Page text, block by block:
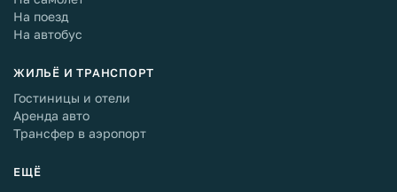
На поезд
На автобус
ЖИЛЬЁ И ТРАНСПОРТ
Гостиницы и отели
Аренда авто
Трансфер в аэропорт
ЕЩЁ